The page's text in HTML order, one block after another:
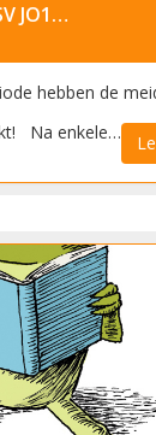
ST Toxandria/DSV JO11-4 kampioen!
hebben de
Na enkele…